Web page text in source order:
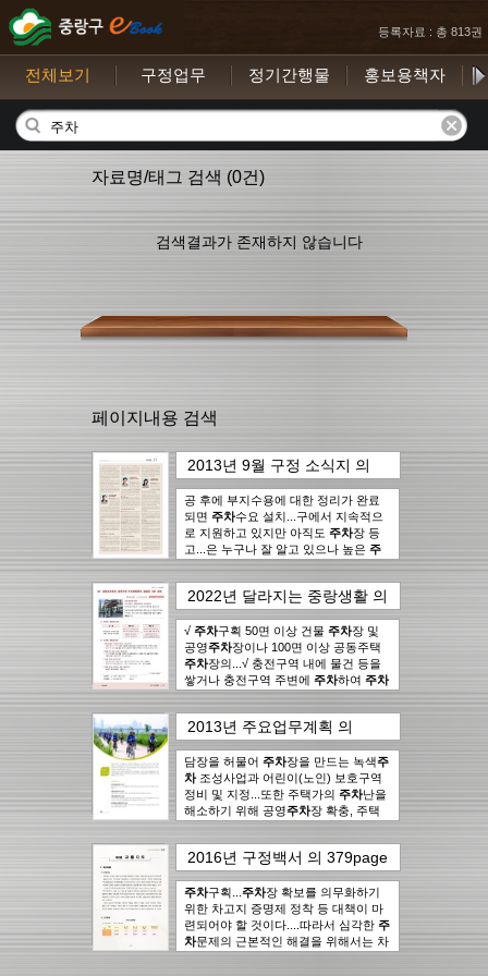
등록자료 : 총 813권
전체보기 구정업무 정기간행물 홍보용책자
자료명/태그 검색 (0건)
검색결과가 존재하지 않습니다
페이지내용 검색
2013년 9월 구정 소식지 의
공 후에 부지수용에 대한 정리가 완료
되면 주차수요 설치...구에서 지속적으
로 지원하고 있지만 아직도 주차장 등
고...은 누구나 잘 알고 있으나 높은 주
장부지매입비용 대비...수요가 많음
에도 본주차장을 24시간 특정인만이
사용토...주차시설과 고객 쉼터, 화장실
등 많은 편의시설을 추가로...많은 곳으
로써주차장현대화사업이 필요하다....
한주차장현대화사업이 반드시 필요하
다고 보는데 이에...있다. 따라서 충분한
주차공간 확보와 더불어 주차장 관리...
또한, 인근에 사가정시장과 사가정공원
이 있어 주간주차...효율성, 주변여건
등 많은 제약으로 인해주차장 건설이...
장 활용도를 높이기...도로 지원해 나가
겠다. 또한, 상인회를 통하여 주차인력
의...고 아무 곳이나 주차할 수 있는 구
간제로 운영하고 있으며,...위한 가장 중
는 것...현재는 인근지역의주차난 해소
와주차장 활용도를 높이기...위해 주...
2022년 달라지는 중랑생활 의
42page에서.. 19건
√ 주차구획 50면 이상 건물 주차장 및
공영주차장이나 100면 이상 공동주택
주차장의...√ 충전구역 내에 물건 등을
쌓거나 충전구역 주변에 주차하여 주차
를 방해하는 행위...√ 충전구역 내에 물
건 등을 쌓거나 충전구역 주변에주차
하여주차 를 방해하는 행위...33. 친환경
기준 강화...√ 충전구역주차를 방해하
거나 구획선 등을 훼손하는 행위 : 최고
20만원...√주차구획 50면 이상 건물주
차장 및 공영주차장이나 100면 이상 공
주차장...주차구획 100면 이상주차
장...? ‘친환경자동차주차방해 행위’란
무엇인가요?...주차하는 행위 등에 대한
과태료 부과 대상 시설이...주차구획 50
면 이상주차 장...√ 일반 자동차를 친환
경자동차 전용주차구역에주차하는 행
위 : 10만원...√ 친환경자동차가 아닌 일
2013년 주요업무계획 의
담장을 허물어 주차장을 만드는 녹색주
차조성사업과 어린이(노인) 보호구역
정비 및 지정...또한 주택가의 주차난을
해소하기 위해 공영주차장 확충, 주택
색주차...녹색주차마을 사업(Green
Parking)으로 내집안주차 장을 만들어
보시는 건 어떠세요?...단속 및 견인처
리를 하며, 공영주차장·부설주차장 등
주차 장 관리 업무를 추진하고...주차 면
수 130면 (지하1층 3,862㎡)...담장을 허
물고주차 장을 만들어 여유로운주차 공
2016년 구정백서 의 379page
에서.. 15건
주차구획... 주차장 확보를 의무화하기
위한 차고지 증명제 정착 등 대책이 마
련되어야 할 것이다....따라서 심각한 주
차문제의 근본적인 해결을 위해서는 차